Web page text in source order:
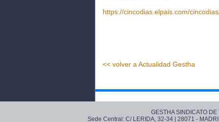
https://cincodias.elpais.com/
<< volver a Actualidad Gestha
GESTHA SINDICATO
Sede Central: C/ LERIDA, 32-34 | 28071 -